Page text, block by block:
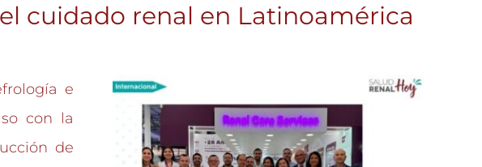
cuidado renal en Latinoamérica
e
con la
de